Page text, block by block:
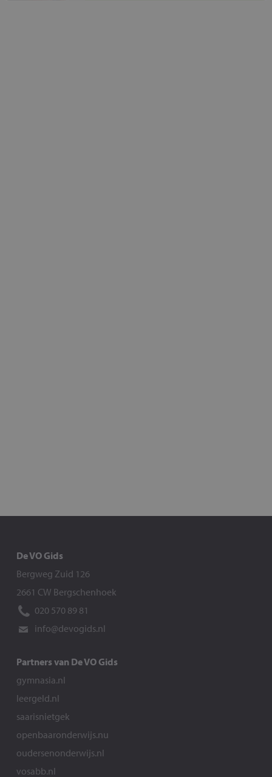
De VO Gids
Bergweg Zuid 126
2661 CW Bergschenhoek
020 570 89 81
info@devogids.nl
Partners van De VO Gids
gymnasia.nl
leergeld.nl
saarisnietgek
openbaaronderwijs.nu
oudersenonderwijs.nl
vosabb.nl